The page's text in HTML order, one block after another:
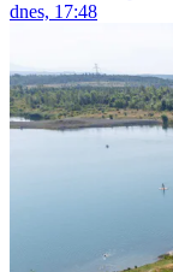
dnes, 17:48